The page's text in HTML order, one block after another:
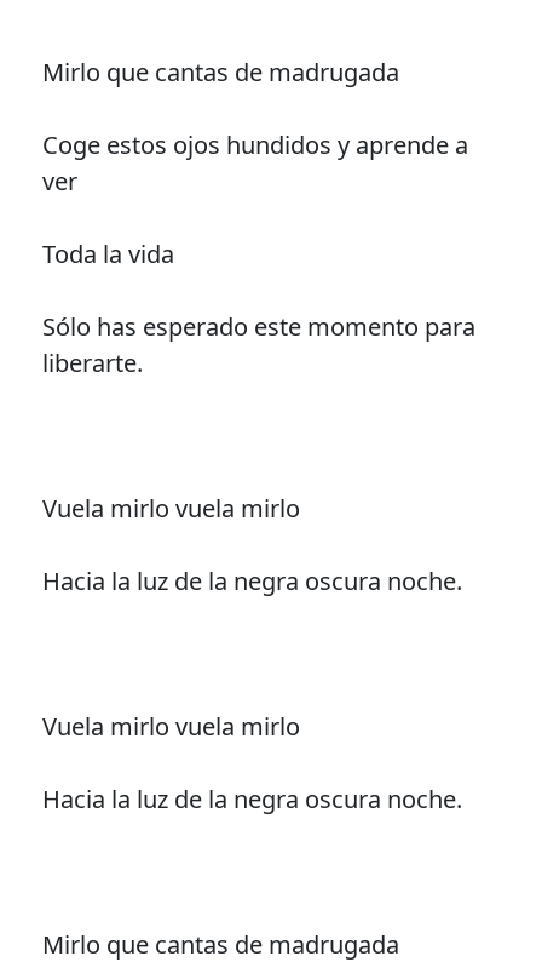
Mirlo que cantas de madrugada
Coge estos ojos hundidos y aprende a
ver
Toda la vida
Sólo has esperado este momento para
liberarte.
Vuela mirlo vuela mirlo
Hacia la luz de la negra oscura noche.
Vuela mirlo vuela mirlo
Hacia la luz de la negra oscura noche.
Mirlo que cantas de madrugada